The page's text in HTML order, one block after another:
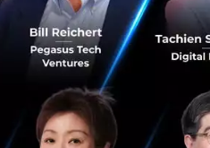
การทำงานในอนาคต = ฟ
“องค์กรต้องการคนให้น้อ
ต้องการจะสะท้อนสิ่งที่กำลัง